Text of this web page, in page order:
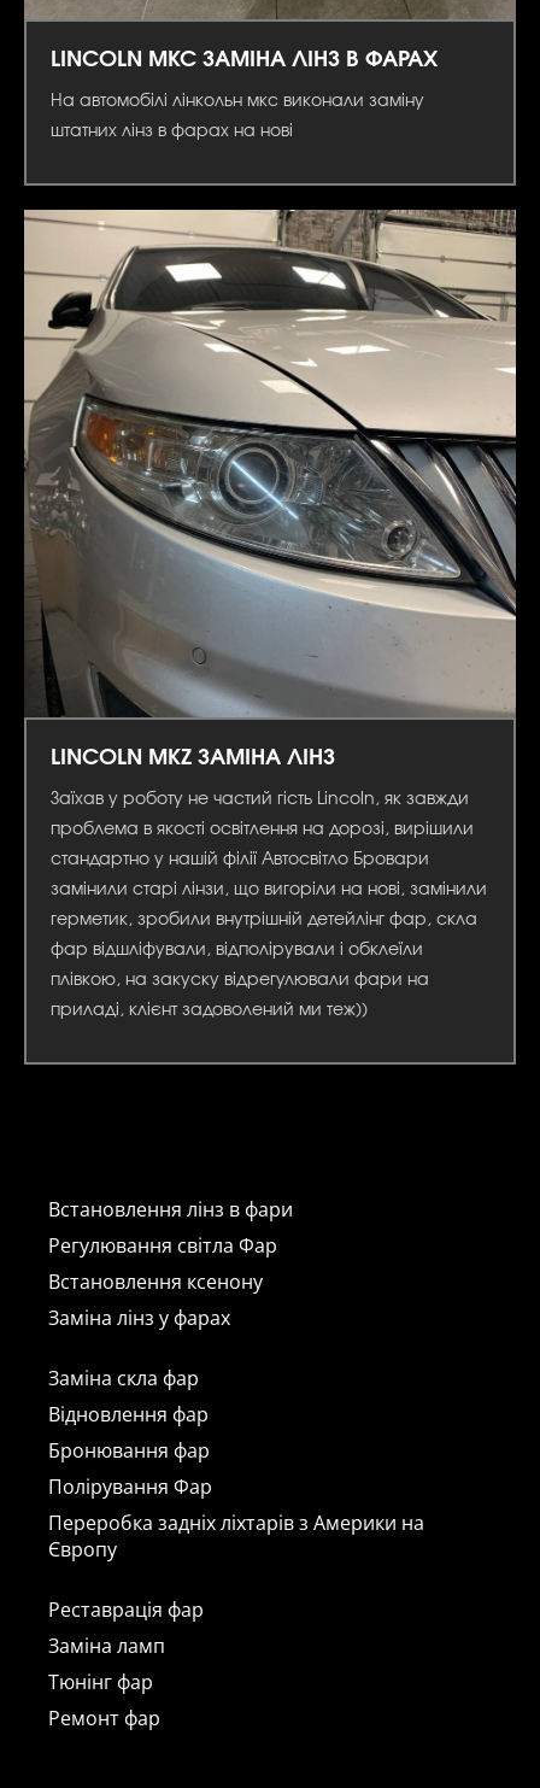
LINCOLN MKC ЗАМІНА ЛІНЗ В ФАРАХ
На автомобілі лінкольн мкс виконали заміну
штатних лінз в фарах на нові
LINCOLN MKZ ЗАМІНА ЛІНЗ
Заїхав у роботу не частий гість Lincoln, як завжди
проблема в якості освітлення на дорозі, вирішили
стандартно у нашій філії Автосвітло Бровари
замінили старі лінзи, що вигоріли на нові, замінили
герметик, зробили внутрішній детейлінг фар, скла
фар відшліфували, відполірували і обклеїли
плівкою, на закуску відрегулювали фари на
приладі, клієнт задоволений ми теж))
Встановлення лінз в фари
Регулювання світла Фар
Встановлення ксенону
Заміна лінз у фарах
Заміна скла фар
Відновлення фар
Бронювання фар
Полірування Фар
Переробка задніх ліхтарів з Америки на
Європу
Реставрація фар
Заміна ламп
Тюнінг фар
Ремонт фар